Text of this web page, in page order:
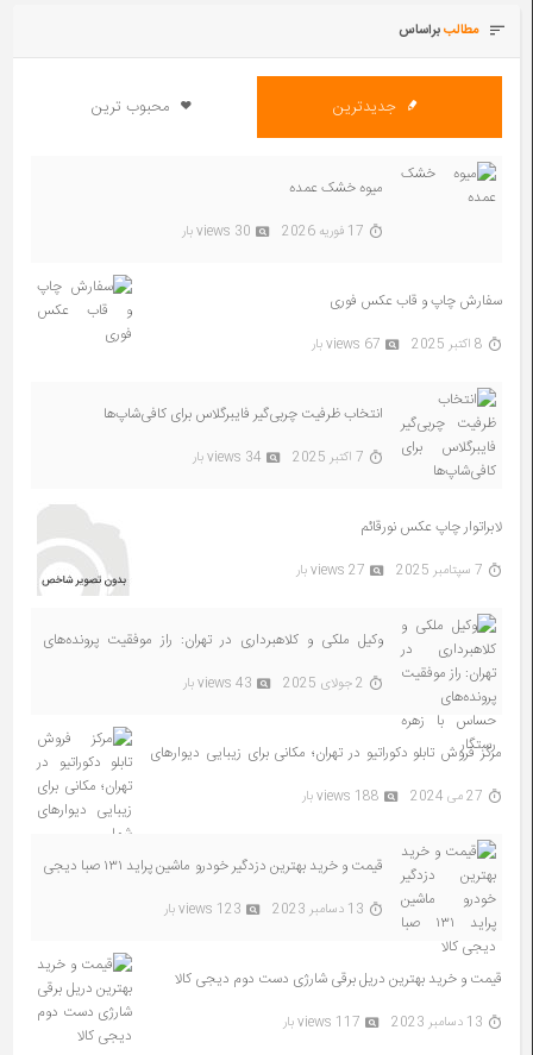
مطالببراساس
جدیدترین محبوب ترین
میوه خشک عمده
17 فوریه 2026 30 views بار
سفارش چاپ و قاب عکس فوری
8 اکتبر 2025 67 views بار
انتخاب ظرفیت چربی‌گیر فایبرگلاس برای کافی‌شاپ‌ها
7 اکتبر 2025 34 views بار
لابراتوار چاپ عکس نورقائم
7 سپتامبر 2025 27 views بار
وکیل ملکی و کلاهبرداری در تهران: راز موفقیت پرونده‌های
2 جولای 2025 43 views بار
مرکز فروش تابلو دکوراتیو در تهران؛ مکانی برای زیبایی دیوارهای
27 می 2024 188 views بار
قیمت و خرید بهترین دزدگیر خودرو ماشین پراید ۱۳۱ صبا دیجی
13 دسامبر 2023 123 views بار
قیمت و خرید بهترین دریل برقی شارژی دست دوم دیجی کالا
13 دسامبر 2023 117 views بار